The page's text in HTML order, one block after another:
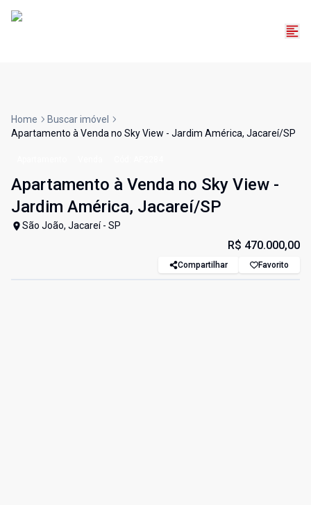
Home
Buscar imóvel
Apartamento à Venda no Sky View - Jardim América, Jacareí/SP
Apartamento à Venda no Sky View -
Jardim América, Jacareí/SP
São João, Jacareí - SP
R$ 470.000,00
Compartilhar Favorito